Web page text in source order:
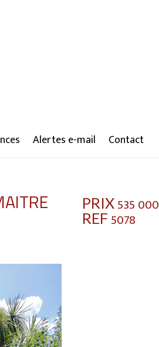
Alertes e-mail Contact
PRIX 535 000
REF 5078